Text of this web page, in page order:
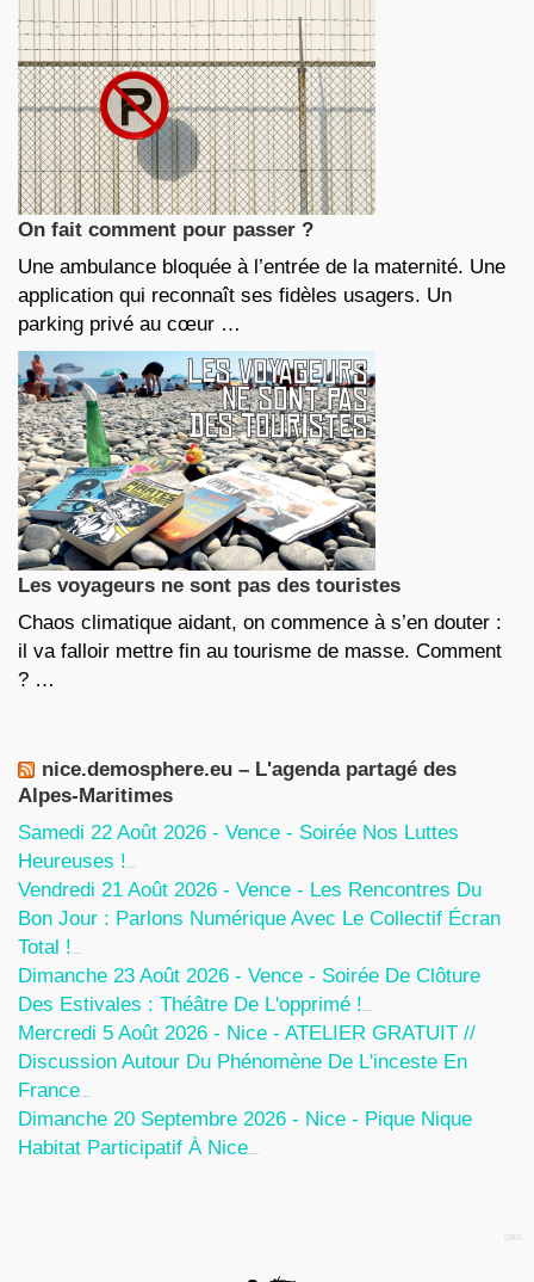
On fait comment pour passer ?
Une ambulance bloquée à l’entrée de la maternité. Une
application qui reconnaît ses fidèles usagers. Un
parking privé au cœur …
Les voyageurs ne sont pas des touristes
Chaos climatique aidant, on commence à s’en douter :
il va falloir mettre fin au tourisme de masse. Comment
? …
nice.demosphere.eu – L'agenda partagé des
Alpes-Maritimes
Samedi 22 Août 2026 - Vence - Soirée Nos Luttes
Heureuses !
Vendredi 21 Août 2026 - Vence - Les Rencontres Du
Bon Jour : Parlons Numérique Avec Le Collectif Écran
Total !
Dimanche 23 Août 2026 - Vence - Soirée De Clôture
Des Estivales : Théâtre De L'opprimé !
Mercredi 5 Août 2026 - Nice - ATELIER GRATUIT //
Discussion Autour Du Phénomène De L'inceste En
France
Dimanche 20 Septembre 2026 - Nice - Pique Nique
Habitat Participatif À Nice